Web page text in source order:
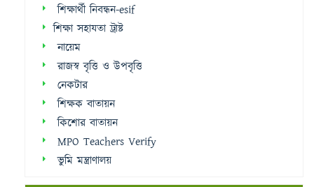
শিক্ষার্থী নিবন্ধন-esif
শিক্ষা সহাযতা ট্রাষ্ট
নায়েম
রাজস্ব বৃত্তি ও উপবৃত্তি
নেকটার
শিক্ষক বাতায়ন
কিশোর বাতায়ন
MPO Teachers Verify
ভুমি মন্ত্রাণালয়